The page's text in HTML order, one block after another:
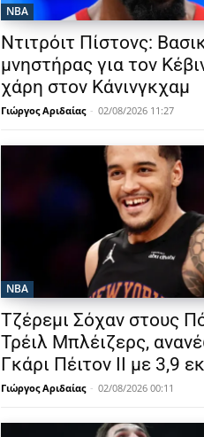
NBA
Ντιτρόιτ Πίστονς:
μνηστήρας για τον
χάρη στον Κάνινγκχαμ
Γιώργος Αριδαίας - 02/08/2026 11:27
NBA
Τζέρεμι Σόχαν στους
Τρέιλ Μπλέιζερς,
Γκάρι Πέιτον ΙΙ με 3,9
Γιώργος Αριδαίας - 02/08/2026 00:11